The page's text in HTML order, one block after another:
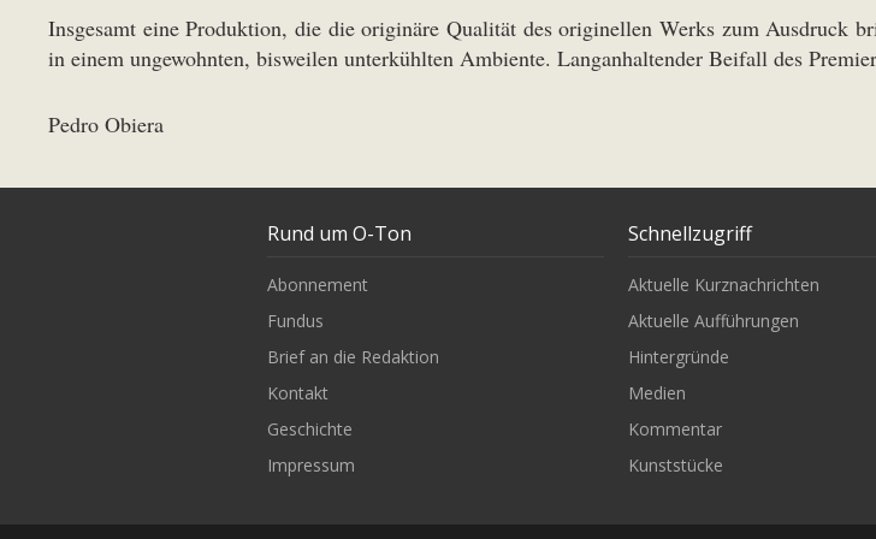
Insgesamt eine Produktion, die die originäre Qualität des originellen Werks zum Ausdruck
in einem ungewohnten, bisweilen unterkühlten Ambiente. Langanhaltender Beifall des
Pedro Obiera
Rund um O-Ton
Abonnement
Fundus
Brief an die Redaktion
Kontakt
Geschichte
Impressum
Schnellzugriff
Aktuelle Kurznachrichten
Aktuelle Aufführungen
Hintergründe
Medien
Kommentar
Kunststücke